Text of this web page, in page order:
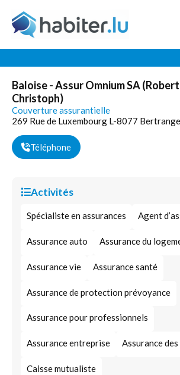
Baloise - Assur Omnium SA
Christoph)
Couverture assurantielle
269 Rue de Luxembourg L-8077 Bertrange
Téléphone
Activités
Spécialiste en assurances Agent
Assurance auto Assurance du
Assurance vie Assurance santé
Assurance de protection prévoyance
Assurance pour professionnels
Assurance entreprise Assurance des
Caisse mutualiste